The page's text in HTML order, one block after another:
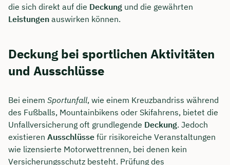
die sich direkt auf die Deckung und die gewährten
Leistungen auswirken können.
Deckung bei sportlichen Aktivitäten
und Ausschlüsse
Bei einem Sportunfall, wie einem Kreuzbandriss während
des Fußballs, Mountainbikens oder Skifahrens, bietet die
Unfallversicherung oft grundlegende Deckung. Jedoch
existieren Ausschlüsse für risikoreiche Veranstaltungen
wie lizensierte Motorwettrennen, bei denen kein
Versicherungsschutz besteht. Prüfung des